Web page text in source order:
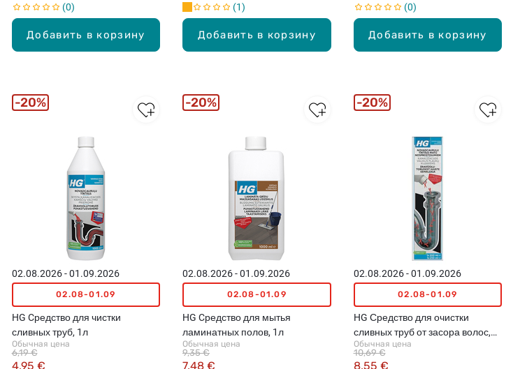
Добавить в корзину
0
Добавить в корзину
1
Добавить в корзину
0
02.08.2026 - 01.09.2026
02.08-01.09
HG Cредство для чистки
сливных труб, 1л
Обычная цена
4,95 €
6,19 €
20%
02.08.2026 - 01.09.2026
02.08-01.09
HG Cредство для мытья
ламинатных полов, 1л
Обычная цена
7,48 €
9,35 €
20%
02.08.2026 - 01.09.2026
02.08-01.09
HG Средство для очистки
сливных труб от засора волос,
1x200мл, 1x250мл
Обычная цена
8,55 €
10,69 €
20%